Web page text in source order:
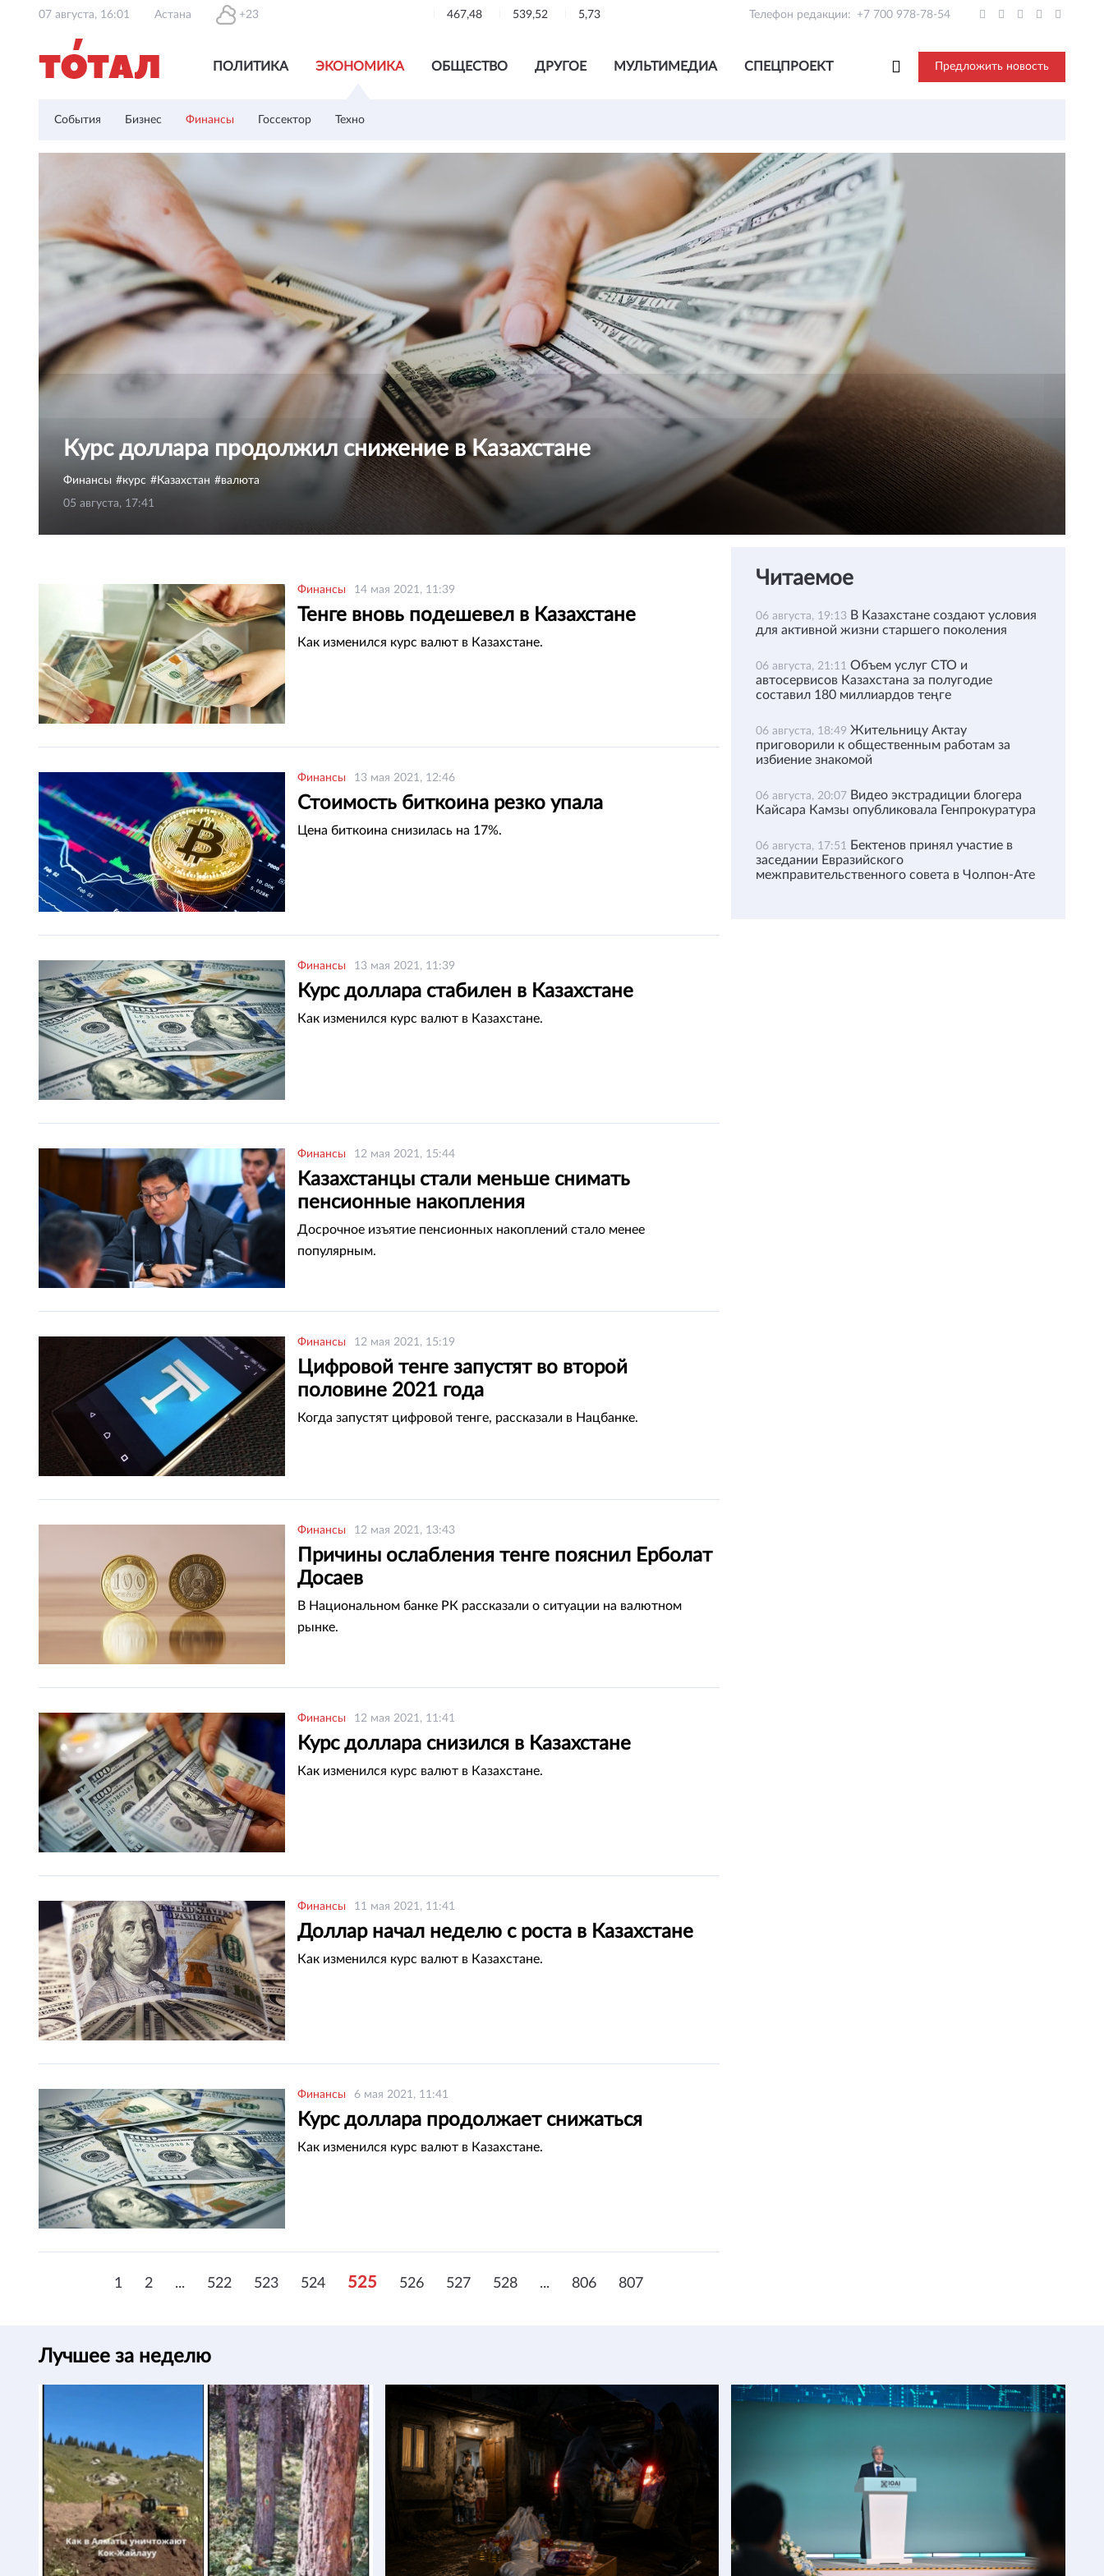
07 августа, 16:01 Астана +23 467,48 539,52 5,73 Телефон редакции: +7 700 978-78-54
ПОЛИТИКА ЭКОНОМИКА ОБЩЕСТВО ДРУГОЕ МУЛЬТИМЕДИА СПЕЦПРОЕКТ Предложить новость
События Бизнес Финансы Госсектор Техно
Курс доллара продолжил снижение в Казахстане
Финансы курс Казахстан
валюта
05 августа, 17:41
Финансы 14 мая 2021, 11:39
Тенге вновь подешевел в Казахстане
Как изменился курс валют в Казахстане.
Финансы 13 мая 2021, 12:46
Стоимость биткоина резко упала
Цена биткоина снизилась на 17%.
Финансы 13 мая 2021, 11:39
Курс доллара стабилен в Казахстане
Как изменился курс валют в Казахстане.
Финансы 12 мая 2021, 15:44
Казахстанцы стали меньше снимать
пенсионные накопления
Досрочное изъятие пенсионных накоплений стало менее
популярным.
Финансы 12 мая 2021, 15:19
Цифровой тенге запустят во второй
половине 2021 года
Когда запустят цифровой тенге, рассказали в Нацбанке.
Финансы 12 мая 2021, 13:43
Причины ослабления тенге пояснил Ерболат
Досаев
В Национальном банке РК рассказали о ситуации на валютном
рынке.
Финансы 12 мая 2021, 11:41
Курс доллара снизился в Казахстане
Как изменился курс валют в Казахстане.
Финансы 11 мая 2021, 11:41
Доллар начал неделю с роста в Казахстане
Как изменился курс валют в Казахстане.
Финансы 6 мая 2021, 11:41
Курс доллара продолжает снижаться
Как изменился курс валют в Казахстане.
1 2 ... 522 523 524 525 526 527 528 ... 806 807
Читаемое
06 августа, 19:13 В Казахстане создают условия
для активной жизни старшего поколения
06 августа, 21:11 Объем услуг СТО и
автосервисов Казахстана за полугодие
составил 180 миллиардов теңге
06 августа, 18:49 Жительницу Актау
приговорили к общественным работам за
избиение знакомой
06 августа, 20:07 Видео экстрадиции блогера
Кайсара Камзы опубликовала Генпрокуратура
06 августа, 17:51 Бектенов принял участие в
заседании Евразийского
межправительственного совета в Чолпон-Ате
Лучшее за неделю